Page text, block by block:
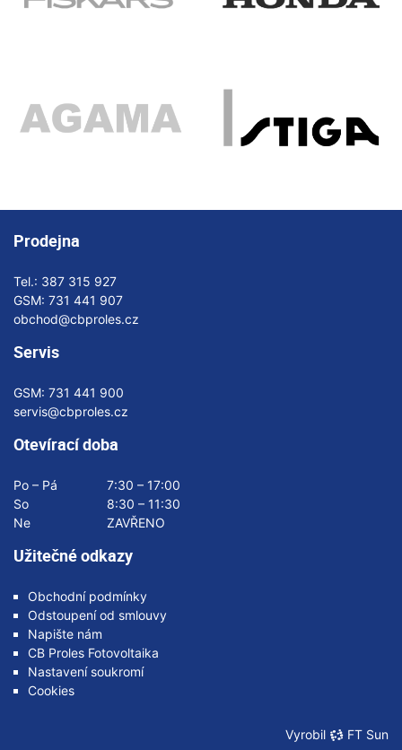
Prodejna
Tel.: 387 315 927
GSM: 731 441 907
obchod@cbproles.cz
Servis
GSM: 731 441 900
servis@cbproles.cz
Otevírací doba
Po – Pá
7:30 – 17:00
So
8:30 – 11:30
Ne
ZAVŘENO
Užitečné odkazy
Obchodní podmínky
Odstoupení od smlouvy
Napište nám
CB Proles Fotovoltaika
Nastavení soukromí
Cookies
Vyrobil FT Sun